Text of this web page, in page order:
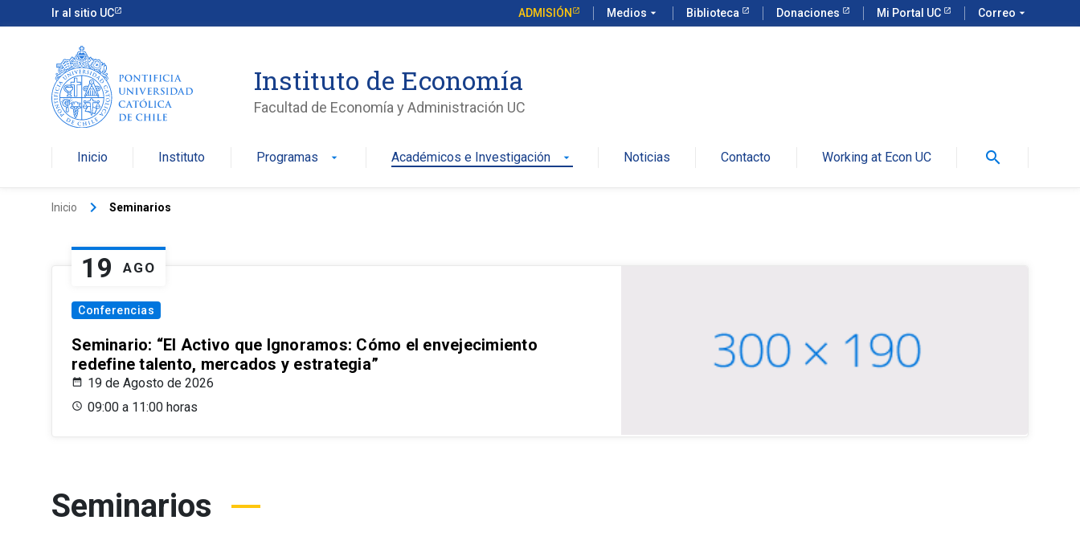
Ir al sitio UC ADMISIÓN Medios arrow_drop_down Biblioteca Donaciones Mi Portal UC Correo arrow_drop_down
Instituto de Economía
Facultad de Economía y Administración UC
Inicio Instituto Programas arrow_drop_down Académicos e Investigación arrow_drop_down Noticias Contacto Working at Econ UC search
Inicio keyboard_arrow_right Seminarios
19 AGO
Conferencias
Seminario: “El Activo que Ignoramos: Cómo el envejecimiento
redefine talento, mercados y estrategia”
19 de Agosto de 2026
09:00 a 11:00 horas
Seminarios